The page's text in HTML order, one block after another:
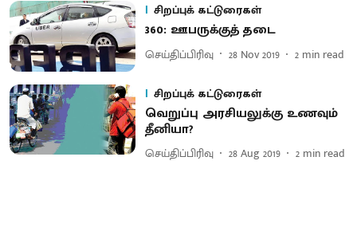
சிறப்புக் கட்டுரைகள்
360: ஊபருக்குத் தடை
செய்திப்பிரிவு 28 Nov 2019 2 min read
சிறப்புக் கட்டுரைகள்
வெறுப்பு அரசியலுக்கு உணவும்
தீனியா?
செய்திப்பிரிவு 28 Aug 2019 2 min read